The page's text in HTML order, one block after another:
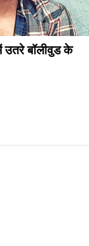
उतरे बॉलीवुड के